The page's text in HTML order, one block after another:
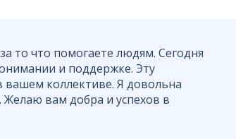
то что помогаете людям. Сегодня
и поддержке. Эту
вашем коллективе. Я довольна
вам добра и успехов в